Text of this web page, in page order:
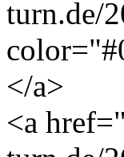
turn.de/
</a>
<a